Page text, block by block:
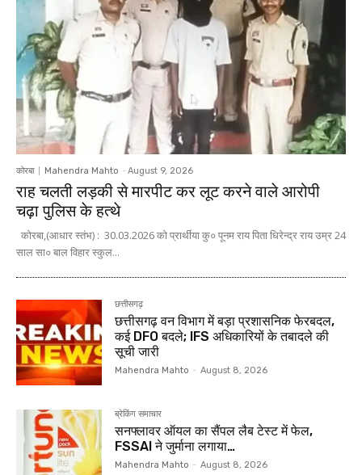
कोरबा Mahendra Mahto - August 9, 2026
राह चलती लड़की से मारपीट कर लूट करने वाले आरोपी
चढ़ा पुलिस के हत्थे
कोरबा,(आधार स्तंभ) : 30.03.2026 को प्रार्थीया कु० पूनम राय पिता धिरेन्द्र राय उम्र 24
साल सा० बाल विहार स्कुल...
छत्तीसगढ़
छत्तीसगढ़ वन विभाग में बड़ा प्रशासनिक फेरबदल,
कई DFO बदले; IFS अधिकारियों के तबादले की
सूची जारी
Mahendra Mahto - August 8, 2026
ब्रेकिंग समाचार
सनफ्लावर ऑयल का सैंपल लैब टेस्ट में फेल,
FSSAI ने जुर्माना लगाया…
Mahendra Mahto - August 8, 2026